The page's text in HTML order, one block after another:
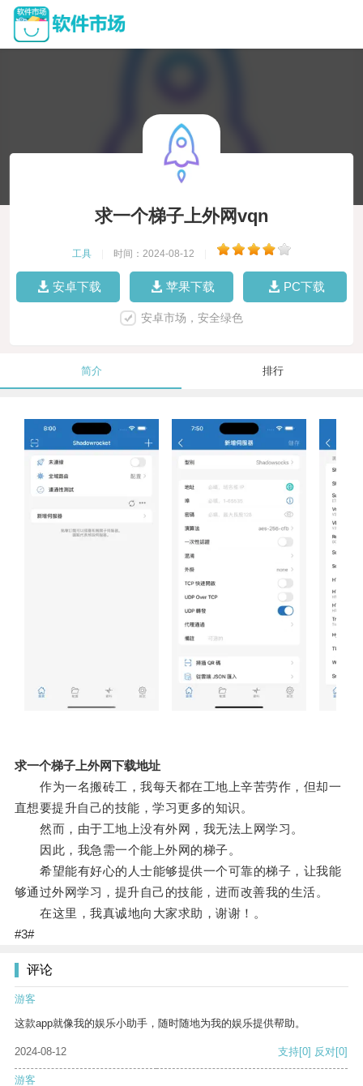
求一个梯子上外网vqn
工具 时间：2024-08-12
安卓下载 苹果下载 PC下载
安卓市场，安全绿色
简介 排行
求一个梯子上外网下载地址
作为一名搬砖工，我每天都在工地上辛苦劳作，但却一
直想要提升自己的技能，学习更多的知识。
然而，由于工地上没有外网，我无法上网学习。
因此，我急需一个能上外网的梯子。
希望能有好心的人士能够提供一个可靠的梯子，让我能
够通过外网学习，提升自己的技能，进而改善我的生活。
在这里，我真诚地向大家求助，谢谢！。
#3#
评论
游客
这款app就像我的娱乐小助手，随时随地为我的娱乐提供帮助。
2024-08-12 支持[0] 反对[0]
游客